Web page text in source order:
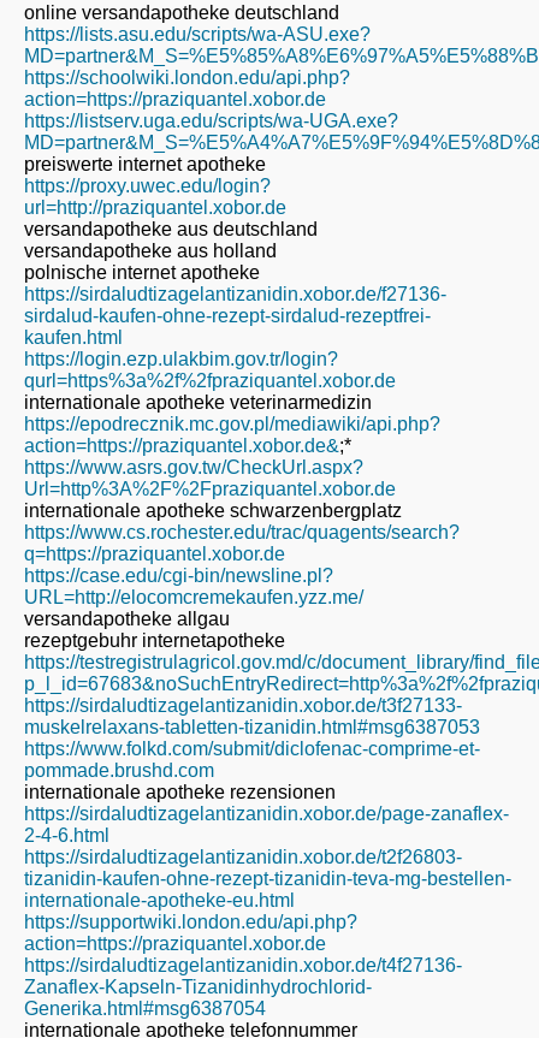
online versandapotheke deutschland
https://lists.asu.edu/scripts/wa-ASU.exe?
https://schoolwiki.london.edu/api.php?
action=https://praziquantel.xobor.de
https://listserv.uga.edu/scripts/wa-UGA.exe?
preiswerte internet apotheke
https://proxy.uwec.edu/login?
url=http://praziquantel.xobor.de
versandapotheke aus deutschland
versandapotheke aus holland
polnische internet apotheke
https://sirdaludtizagelantizanidin.xobor.de/f27136-
sirdalud-kaufen-ohne-rezept-sirdalud-rezeptfrei-
kaufen.html
https://login.ezp.ulakbim.gov.tr/login?
qurl=https%3a%2f%2fpraziquantel.xobor.de
internationale apotheke veterinarmedizin
https://epodrecznik.mc.gov.pl/mediawiki/api.php?
action=https://praziquantel.xobor.de&;*
https://www.asrs.gov.tw/CheckUrl.aspx?
Url=http%3A%2F%2Fpraziquantel.xobor.de
internationale apotheke schwarzenbergplatz
https://www.cs.rochester.edu/trac/quagents/search?
q=https://praziquantel.xobor.de
https://case.edu/cgi-bin/newsline.pl?
URL=http://elocomcremekaufen.yzz.me/
versandapotheke allgau
rezeptgebuhr internetapotheke
https://testregistrulagricol.gov.md/c/document_library/
https://sirdaludtizagelantizanidin.xobor.de/t3f27133-
muskelrelaxans-tabletten-tizanidin.html#msg6387053
https://www.folkd.com/submit/diclofenac-comprime-et-
pommade.brushd.com
internationale apotheke rezensionen
https://sirdaludtizagelantizanidin.xobor.de/page-zanaflex-
2-4-6.html
https://sirdaludtizagelantizanidin.xobor.de/t2f26803-
tizanidin-kaufen-ohne-rezept-tizanidin-teva-mg-bestellen-
internationale-apotheke-eu.html
https://supportwiki.london.edu/api.php?
action=https://praziquantel.xobor.de
https://sirdaludtizagelantizanidin.xobor.de/t4f27136-
Zanaflex-Kapseln-Tizanidinhydrochlorid-
Generika.html#msg6387054
internationale apotheke telefonnummer